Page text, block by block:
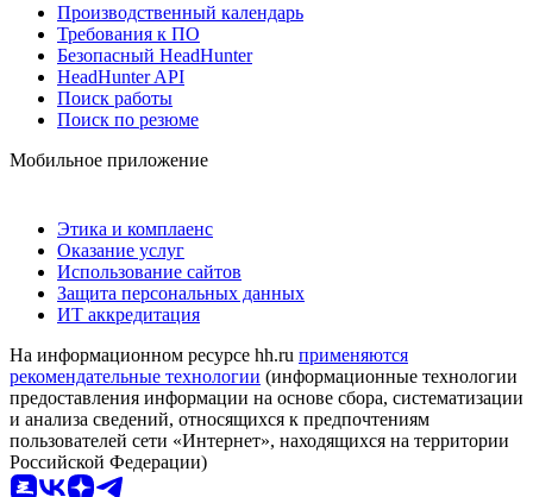
Производственный календарь
Требования к ПО
Безопасный HeadHunter
HeadHunter API
Поиск работы
Поиск по резюме
Мобильное приложение
Этика и комплаенс
Оказание услуг
Использование сайтов
Защита персональных данных
ИТ аккредитация
На информационном ресурсе hh.ru применяются
рекомендательные технологии (информационные технологии
предоставления информации на основе сбора, систематизации
и анализа сведений, относящихся к предпочтениям
пользователей сети «Интернет», находящихся на территории
Российской Федерации)